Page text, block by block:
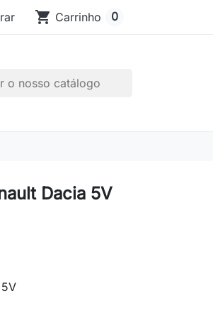
shopping_cart Carrinho 0
Dacia 5V